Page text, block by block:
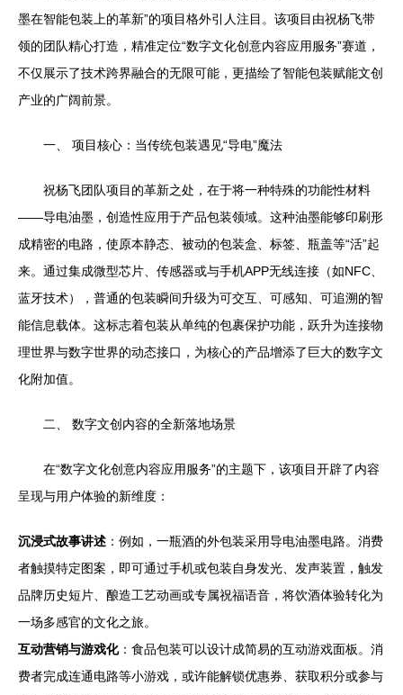
墨在智能包装上的革新”的项目格外引人注目。该项目由祝杨飞带
领的团队精心打造，精准定位“数字文化创意内容应用服务”赛道，
不仅展示了技术跨界融合的无限可能，更描绘了智能包装赋能文创
产业的广阔前景。
一、 项目核心：当传统包装遇见“导电”魔法
祝杨飞团队项目的革新之处，在于将一种特殊的功能性材料
——导电油墨，创造性应用于产品包装领域。这种油墨能够印刷形
成精密的电路，使原本静态、被动的包装盒、标签、瓶盖等“活”起
来。通过集成微型芯片、传感器或与手机APP无线连接（如NFC、
蓝牙技术），普通的包装瞬间升级为可交互、可感知、可追溯的智
能信息载体。这标志着包装从单纯的包裹保护功能，跃升为连接物
理世界与数字世界的动态接口，为核心的产品增添了巨大的数字文
化附加值。
二、 数字文创内容的全新落地场景
在“数字文化创意内容应用服务”的主题下，该项目开辟了内容
呈现与用户体验的新维度：
沉浸式故事讲述 ：例如，一瓶酒的外包装采用导电油墨电路。消费
者触摸特定图案，即可通过手机或包装自身发光、发声装置，触发
品牌历史短片、酿造工艺动画或专属祝福语音，将饮酒体验转化为
一场多感官的文化之旅。
互动营销与游戏化：食品包装可以设计成简易的互动游戏面板。消
费者完成连通电路等小游戏，或许能解锁优惠券、获取积分或参与